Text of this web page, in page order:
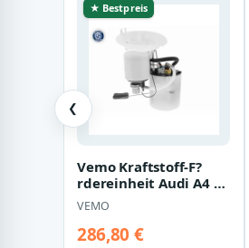
❮
★ Bestpreis
Vemo Kraftstoff-F?
rdereinheit Audi A4 A5
V10-09-1255
VEMO
286,80 €